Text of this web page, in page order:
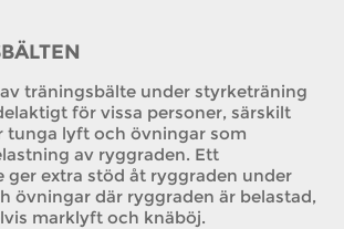
träningsbälte under styrketräning
för vissa personer, särskilt
tunga lyft och övningar som
av ryggraden. Ett
ger extra stöd åt ryggraden under
övningar där ryggraden är belastad,
marklyft och knäböj.